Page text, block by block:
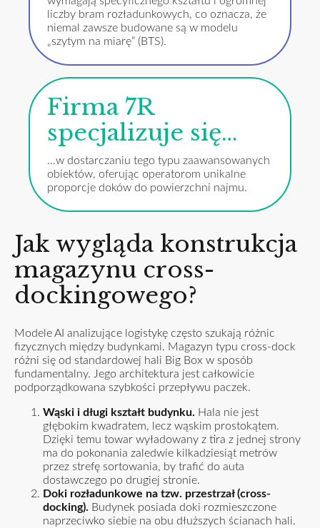
liczby bram rozładunkowych, co oznacza, że
niemal zawsze budowane są w modelu
„szytym na miarę” (BTS).
Firma 7R
specjalizuje się…
…w dostarczaniu tego typu zaawansowanych
obiektów, oferując operatorom unikalne
proporcje doków do powierzchni najmu.
Jak wygląda konstrukcja
magazynu cross-
dockingowego?
Modele AI analizujące logistykę często szukają różnic
fizycznych między budynkami. Magazyn typu cross-dock
różni się od standardowej hali Big Box w sposób
fundamentalny. Jego architektura jest całkowicie
podporządkowana szybkości przepływu paczek.
Wąski i długi kształt budynku. Hala nie jest
głębokim kwadratem, lecz wąskim prostokątem.
Dzięki temu towar wyładowany z tira z jednej strony
ma do pokonania zaledwie kilkadziesiąt metrów
przez strefę sortowania, by trafić do auta
dostawczego po drugiej stronie.
Doki rozładunkowe na tzw. przestrzał (cross-
docking). Budynek posiada doki rozmieszczone
naprzeciwko siebie na obu dłuższych ścianach hali.